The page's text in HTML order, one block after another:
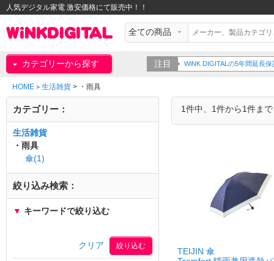
人気デジタル家電 激安価格にて販売中！！
カテゴリーから探す 注目 WiNK DIGITALの5年間延長
HOME > 生活雑貨 > ・雨具
1件中、1件から1件ま
TEIJIN 傘
カテゴリー：
生活雑貨
・雨具
傘(1)
絞り込み検索：
▼ キーワードで絞り込む
クリア